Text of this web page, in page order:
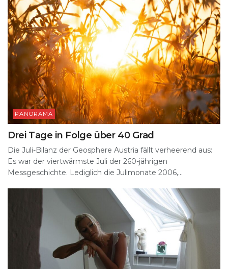
PANORAMA
Drei Tage in Folge über 40 Grad
Die Juli-Bilanz der Geosphere Austria fällt verheerend aus:
Es war der viertwärmste Juli der 260-jährigen
Messgeschichte. Lediglich die Julimonate 2006,...